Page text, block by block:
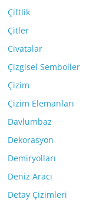
Çiftlik
Çitler
Civatalar
Çizgisel Semboller
Çizim
Çizim Elemanları
Davlumbaz
Dekorasyon
Demiryolları
Deniz Aracı
Detay Çizimleri